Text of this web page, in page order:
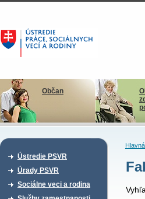
Občan
Ústredie PSVR
Úrady PSVR
Sociálne veci a rodina